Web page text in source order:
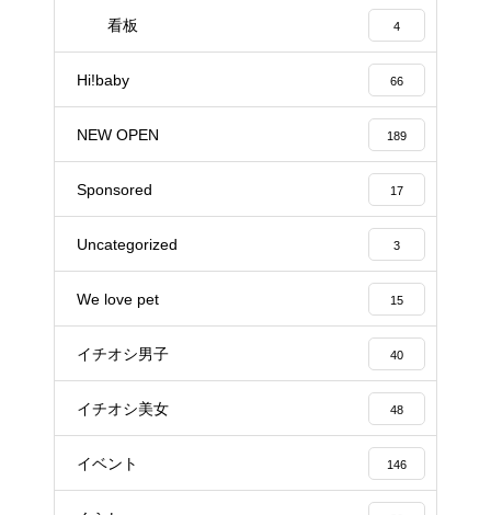
看板 4
Hi!baby 66
NEW OPEN 189
Sponsored 17
Uncategorized 3
We love pet 15
イチオシ男子 40
イチオシ美女 48
イベント 146